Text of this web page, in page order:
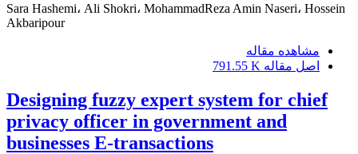
Sara Hashemi، Ali Shokri، MohammadReza Amin Naseri، Hossein
Akbaripour
مشاهده مقاله
اصل مقاله 791.55 K
Designing fuzzy expert system for chief
privacy officer in government and
businesses E-transactions